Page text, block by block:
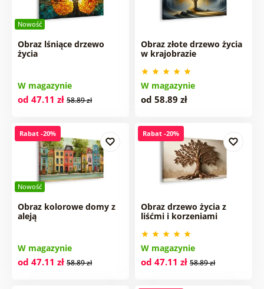
Nowość
Obraz lśniące drzewo
życia
W magazynie
od 47.11 zł 58.89 zł
Obraz złote drzewo życia
w krajobrazie
W magazynie
od 58.89 zł
Nowość
Rabat -20%
Obraz kolorowe domy z
aleją
W magazynie
od 47.11 zł 58.89 zł
Rabat -20%
Obraz drzewo życia z
liśćmi i korzeniami
W magazynie
od 47.11 zł 58.89 zł